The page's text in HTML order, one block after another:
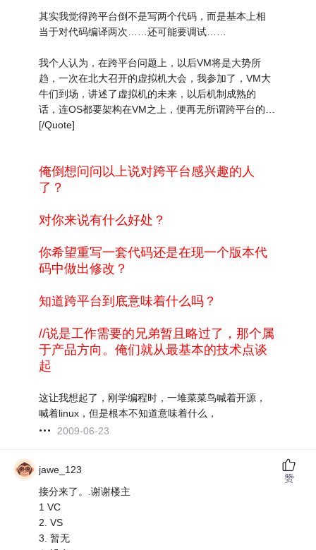
其实我觉得跨平台倒不是写两个代码，而是基本上相
当于对代码编译两次……还可能要调试……
我个人认为，在跨平台问题上，以后VM将是大势所
趋，一次在北大召开的虚拟机大会，我参加了，VM大
牛们到场，讲述了虚拟机的未来，以后机制成熟的
话，连OS都要架构在VM之上，便再无所谓跨平台的…
[/Quote]
俺倒想问问以上说对跨平台感兴趣的人
了？
对你来说有什么好处？
你希望重写一套代码还是在现一个版本代
码中做出修改？
知道跨平台到底意味着什么吗？
//说是工作需要的兄弟暂且略过了，那个属
于产品方向。俺们就从最基本的技术点谈
起
这让我想起了，刚学编程时，一堆菜菜鸟喊着开源，
喊着linux，但是根本不知道意味着什么，
2009-06-23
jawe_123
接分来了。.谢谢楼主
1 VC
2. VS
3. 暂无
赞